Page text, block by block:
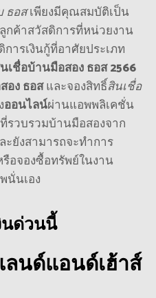
ธอสเพียงมีคุณสมบัติเป็น
กค้าสวัสดิการที่หน่วยงาน
ารเงินกู้ที่อาศัยประเภท
เชื่อบ้านมือสอง ธอส 2566
อง ธอสและจองสิทธิ์สินเชื่อ
ออนไลน์ผ่านแอพพลิเคชั่น
ที่รวบรวมบ้านมือสองจาก
ะยังสามารถจะทำการ
อจองซื้อทรัพย์ในงาน
นั่นเอง
นด่วนนี้
นด์แอนด์เฮ้าส์